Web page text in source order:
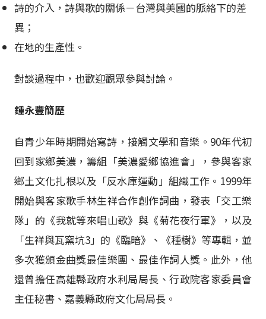
詩的介入，詩與歌的關係－台灣與美國的脈絡下的差
異；
在地的生產性。
對談過程中，也歡迎觀眾參與討論。
鍾永豐簡歷
自青少年時期開始寫詩，接觸文學和音樂。90年代初
回到家鄉美濃，籌組「美濃愛鄉協進會」，參與客家
鄉土文化扎根以及「反水庫運動」組織工作。1999年
開始與客家歌手林生祥合作創作詞曲，發表「交工樂
隊」的《我就等來唱山歌》與《菊花夜行軍》，以及
「生祥與瓦窯坑3」的《臨暗》、《種樹》等專輯，並
多次獲頒金曲獎最佳樂團、最佳作詞人獎。此外，他
還曾擔任高雄縣政府水利局局長、行政院客家委員會
主任秘書、嘉義縣政府文化局局長。